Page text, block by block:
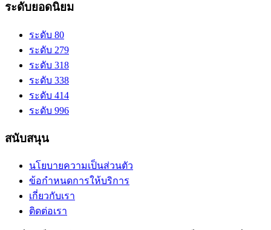
ระดับยอดนิยม
ระดับ 80
ระดับ 279
ระดับ 318
ระดับ 338
ระดับ 414
ระดับ 996
สนับสนุน
นโยบายความเป็นส่วนตัว
ข้อกำหนดการให้บริการ
เกี่ยวกับเรา
ติดต่อเรา